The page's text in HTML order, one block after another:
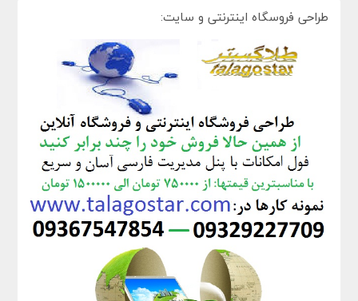
طراحی فروسگاه اینترنتی و سایت: